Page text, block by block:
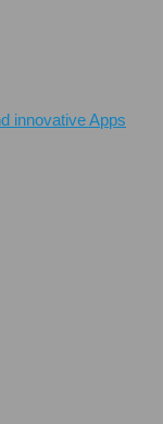
innovative Apps